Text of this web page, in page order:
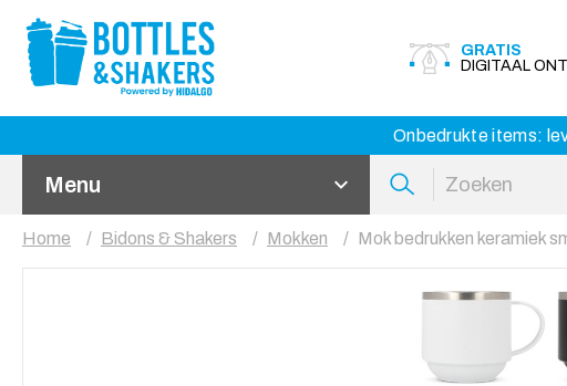
GRATIS
DIGITAAL
Onbedrukte items:
Menu
Home Bidons & Shakers Mokken Mok bedrukken keramiek